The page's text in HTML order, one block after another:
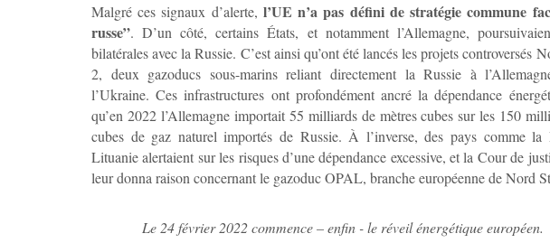
Malgré ces signaux d’alerte, l’UE n’a pas défini de stratégie commune
russe”. D’un côté, certains États, et notamment l’Allemagne,
bilatérales avec la Russie. C’est ainsi qu’ont été lancés les projets controversés
2, deux gazoducs sous-marins reliant directement la Russie à
l’Ukraine. Ces infrastructures ont profondément ancré la dépendance
qu’en 2022 l’Allemagne importait 55 milliards de mètres cubes sur les 150
cubes de gaz naturel importés de Russie. À l’inverse, des pays comme la
Lituanie alertaient sur les risques d’une dépendance excessive, et la Cour de
leur donna raison concernant le gazoduc OPAL, branche européenne de Nord
Le 24 février 2022 commence – enfin - le réveil énergétique européen.